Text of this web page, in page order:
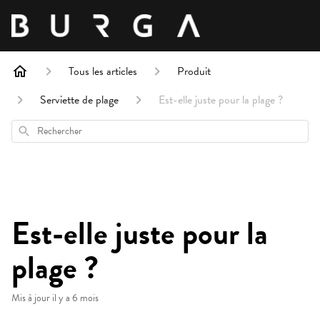
Tous les articles
Produit
Serviette de plage
Est-elle juste pour la plage ?
Rechercher
Est-elle juste pour la
plage ?
Mis à jouril y a 6 mois